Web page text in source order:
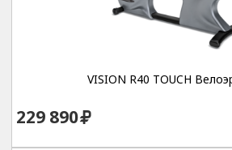
VISION R40 TOUCH
229 890